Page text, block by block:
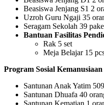
Beasiswa Jenjang S1 2
Uzroh Guru Ngaji 35
Seragam Sekolah 39
Bantuan Fasilitas
Rak 5 set
Meja Belajar 15
Program Sosial
Santunan Anak Yatim
Santunan Dhuafa 40